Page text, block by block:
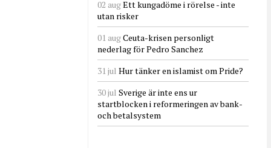
02 augEtt kungadöme i rörelse - inte
utan risker
01 augCeuta-krisen personligt
nederlag för Pedro Sanchez
31 jul Hur tänker en islamist om Pride?
30 jul Sverige är inte ens ur
startblocken i reformeringen av bank-
och betalsystem